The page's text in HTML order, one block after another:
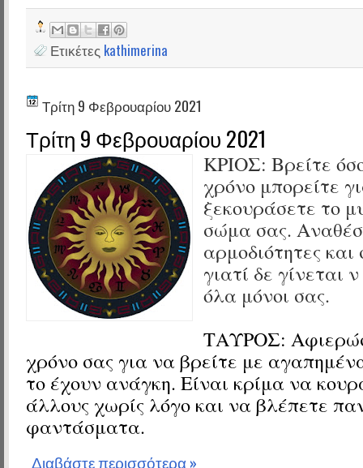
Ετικέτες kathimerina
Τρίτη 9 Φεβρουαρίου 2021
Τρίτη 9 Φεβρουαρίου 2021
ΚΡΙΟΣ: Βρείτε
χρόνο μπορείτε
ξεκουράσετε το
σώμα σας.
αρμοδιότητες
γιατί δε γίνεται
όλα μόνοι σας.
ΤΑΥΡΟΣ:
χρόνο σας για να βρείτε με
το έχουν ανάγκη. Είναι κρίμα να
άλλους χωρίς λόγο και να βλέπετε
φαντάσματα.
Διαβάστε περισσότερα »